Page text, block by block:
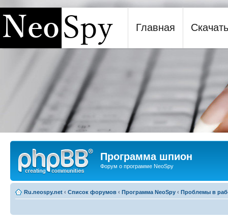
Программа шпион NeoSpy
Главная Скачать
Программа шпион
Форум о программе NeoSpy
Ru.neospy.net ‹ Список форумов ‹ Программа NeoSpy ‹ Проблемы в